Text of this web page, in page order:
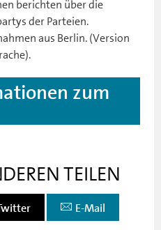
berichten über die
der Parteien.
aus Berlin. (Version
zum
TEILEN
E-Mail